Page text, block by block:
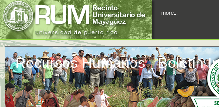
more...
Recursos Humanos - Boletín